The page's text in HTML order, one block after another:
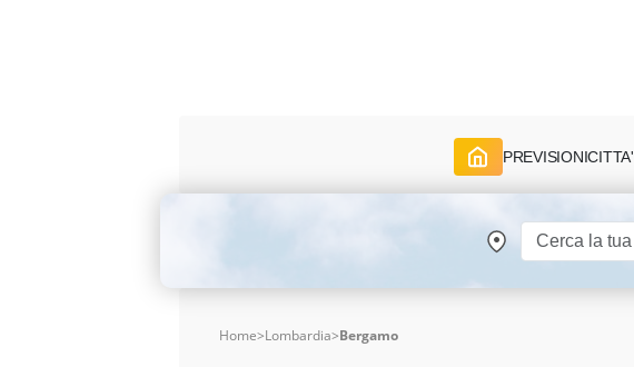
PREVISIONICITTA'
Home>Lombardia>Bergamo